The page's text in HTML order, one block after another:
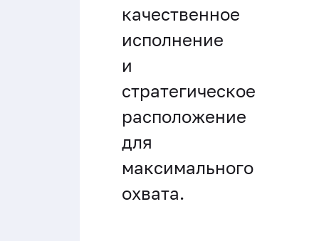
качественное
исполнение
и
стратегическое
расположение
для
максимального
охвата.